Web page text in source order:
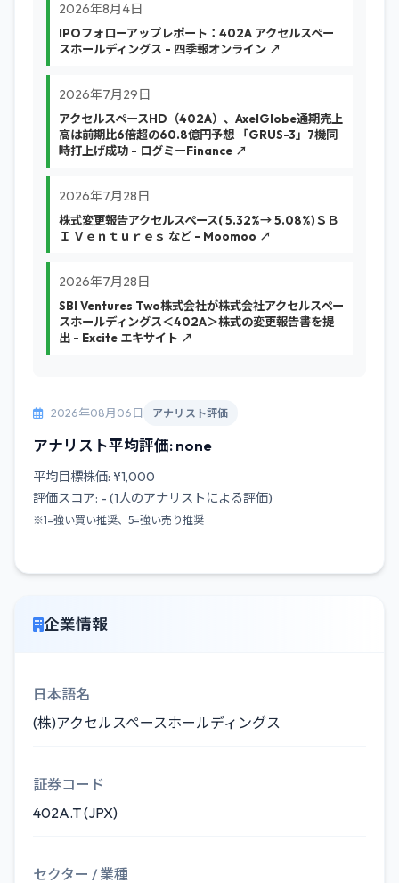
2026年8月4日
IPOフォローアップレポート：402A アクセルスペー
スホールディングス - 四季報オンライン ↗
2026年7月29日
アクセルスペースHD（402A）、AxelGlobe通期売上
高は前期比6倍超の60.8億円予想 「GRUS-3」7機同
時打上げ成功 - ログミーFinance ↗
2026年7月28日
株式変更報告アクセルスペース( 5.32%→ 5.08%)ＳＢ
Ｉ Ｖｅｎｔｕｒｅｓ など - Moomoo ↗
2026年7月28日
SBI Ventures Two株式会社が株式会社アクセルスペー
スホールディングス＜402A＞株式の変更報告書を提
出 - Excite エキサイト ↗
2026年08月06日 アナリスト評価
アナリスト平均評価: none
平均目標株価: ¥1,000
評価スコア: - (1人のアナリストによる評価)
※1=強い買い推奨、5=強い売り推奨
企業情報
日本語名
(株)アクセルスペースホールディングス
証券コード
402A.T (JPX)
セクター / 業種